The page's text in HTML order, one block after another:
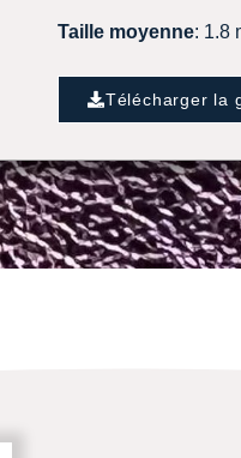
Taille moyenne: 1.8
Télécharger la